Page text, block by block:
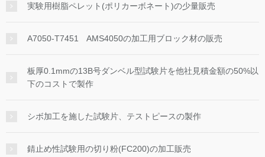
実験用樹脂ペレット(ポリカーボネート)の少量販売
A7050-T7451 AMS4050の加工用ブロック材の販売
板厚0.1mmの13B号ダンベル型試験片を他社見積金額の50%以
下のコストで製作
シボ加工を施した試験片、テストピースの製作
錆止め性試験用の切り粉(FC200)の加工販売